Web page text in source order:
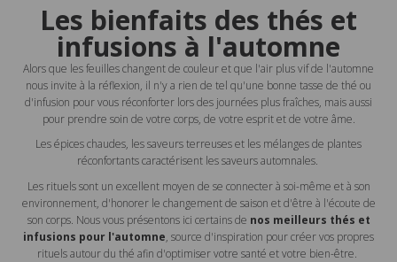
Les bienfaits des thés et
infusions à l'automne
Alors que les feuilles changent de couleur et que l'air plus vif de l'automne
nous invite à la réflexion, il n'y a rien de tel qu'une bonne tasse de thé ou
d'infusion pour vous réconforter lors des journées plus fraîches, mais aussi
pour prendre soin de votre corps, de votre esprit et de votre âme.
Les épices chaudes, les saveurs terreuses et les mélanges de plantes
réconfortants caractérisent les saveurs automnales.
Les rituels sont un excellent moyen de se connecter à soi-même et à son
environnement, d'honorer le changement de saison et d'être à l'écoute de
son corps. Nous vous présentons ici certains de nos meilleurs thés et
infusions pour l'automne, source d'inspiration pour créer vos propres
rituels autour du thé afin d'optimiser votre santé et votre bien-être.